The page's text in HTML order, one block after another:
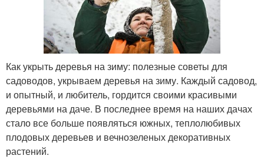
Как укрыть деревья на зиму: полезные советы для
садоводов, укрываем деревья на зиму. Каждый садовод,
и опытный, и любитель, гордится своими красивыми
деревьями на даче. В последнее время на наших дачах
стало все больше появляться южных, теплолюбивых
плодовых деревьев и вечнозеленых декоративных
растений.